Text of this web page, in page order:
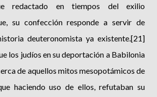
redactado en tiempos del exilio
su confección responde a servir de
deuteronomista ya existente.[21]
los judíos en su deportación a Babilonia
de aquellos mitos mesopotámicos de
haciendo uso de ellos, refutaban su